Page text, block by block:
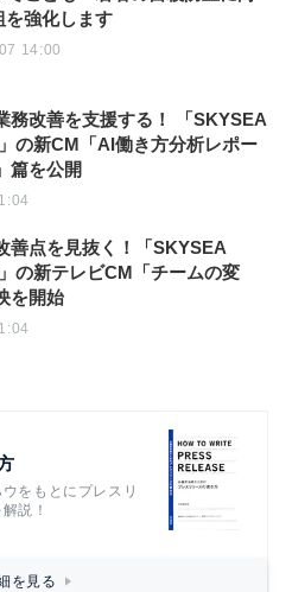
を強化します
14:00
務改善を支援する！ 「SKYSEA
の新CM「AI働き方分析レポー
篇を公開
善点を見抜く！「SKYSEA
の新テレビCM「チームの変
を開始
をもとにプレスリ
説！
を見る